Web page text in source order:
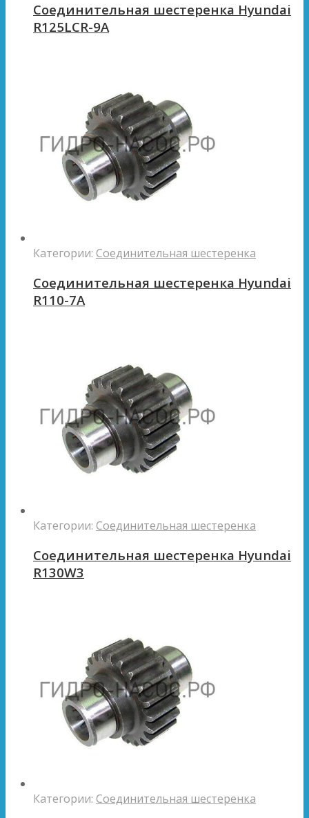
Соединительная шестеренка Hyundai
R125LCR-9A
Категории: Соединительная шестеренка
Соединительная шестеренка Hyundai
R110-7A
Категории: Соединительная шестеренка
Соединительная шестеренка Hyundai
R130W3
Категории: Соединительная шестеренка